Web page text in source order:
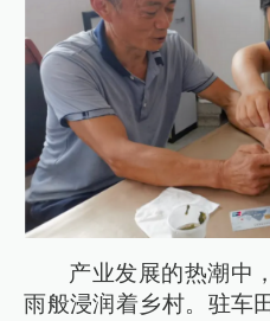
产业发展的热潮中
雨般浸润着乡村。驻车